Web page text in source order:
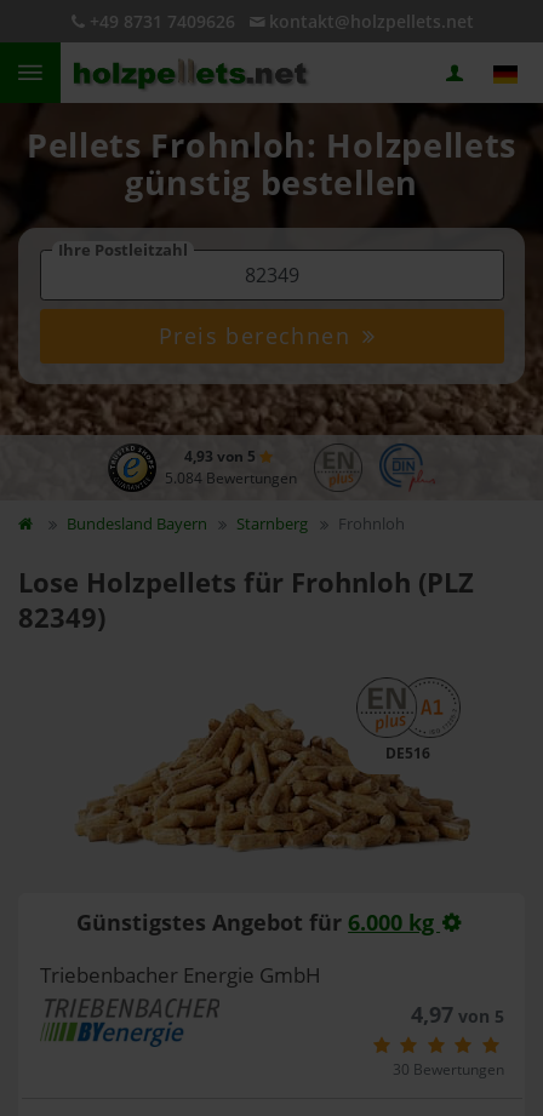
+49 8731 7409626 kontakt@holzpellets.net
Pellets Frohnloh: Holzpellets
günstig bestellen
Ihre Postleitzahl
Preis berechnen
4,93 von 5
5.084 Bewertungen
Bundesland Bayern Starnberg Frohnloh
Lose Holzpellets für Frohnloh (PLZ
82349)
DE516
Günstigstes Angebot für 6.000 kg
Triebenbacher Energie GmbH
4,97von 5
30 Bewertungen